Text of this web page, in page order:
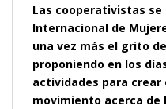
Las cooperativistas se
Internacional de
una vez más el grito
proponiendo en los
actividades para crear
movimiento acerca de